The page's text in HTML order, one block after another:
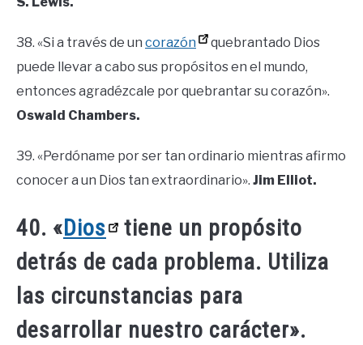
38. «Si a través de un corazón
quebrantado Dios
puede llevar a cabo sus propósitos en el mundo,
entonces agradézcale por quebrantar su corazón».
Oswald Chambers.
39. «Perdóname por ser tan ordinario mientras afirmo
conocer a un Dios tan extraordinario». Jim Elliot.
40. «Dios
tiene un propósito
detrás de cada problema. Utiliza
las circunstancias para
desarrollar nuestro carácter».